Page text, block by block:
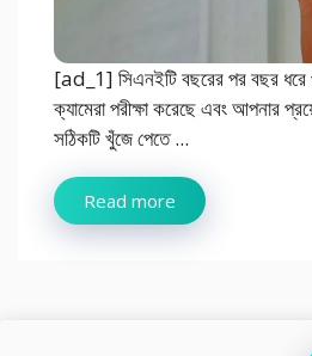
[ad_1] সিএনইটি বছরের পর বছর ধরে
ক্যামেরা পরীক্ষা করেছে এবং আপনার
সঠিকটি খুঁজে পেতে ...
Read more